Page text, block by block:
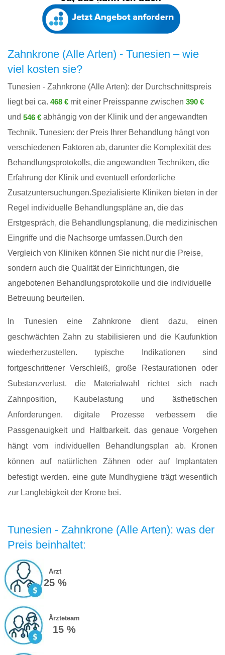
Zahnkrone (Alle Arten) - Tunesien – wie
viel kosten sie?
Tunesien - Zahnkrone (Alle Arten): der Durchschnittspreis
liegt bei ca. 468 € mit einer Preisspanne zwischen 390 €
und 546 € abhängig von der Klinik und der angewandten
Technik. Tunesien: der Preis Ihrer Behandlung hängt von
verschiedenen Faktoren ab, darunter die Komplexität des
Behandlungsprotokolls, die angewandten Techniken, die
Erfahrung der Klinik und eventuell erforderliche
Zusatzuntersuchungen.Spezialisierte Kliniken bieten in der
Regel individuelle Behandlungspläne an, die das
Erstgespräch, die Behandlungsplanung, die medizinischen
Eingriffe und die Nachsorge umfassen.Durch den
Vergleich von Kliniken können Sie nicht nur die Preise,
sondern auch die Qualität der Einrichtungen, die
angebotenen Behandlungsprotokolle und die individuelle
Betreuung beurteilen.
In Tunesien eine Zahnkrone dient dazu, einen
geschwächten Zahn zu stabilisieren und die Kaufunktion
wiederherzustellen. typische Indikationen sind
fortgeschrittener Verschleiß, große Restaurationen oder
Substanzverlust. die Materialwahl richtet sich nach
Zahnposition, Kaubelastung und ästhetischen
Anforderungen. digitale Prozesse verbessern die
Passgenauigkeit und Haltbarkeit. das genaue Vorgehen
hängt vom individuellen Behandlungsplan ab. Kronen
können auf natürlichen Zähnen oder auf Implantaten
befestigt werden. eine gute Mundhygiene trägt wesentlich
zur Langlebigkeit der Krone bei.
Tunesien - Zahnkrone (Alle Arten): was der
Preis beinhaltet:
Arzt
25 %
Ärzteteam
15 %